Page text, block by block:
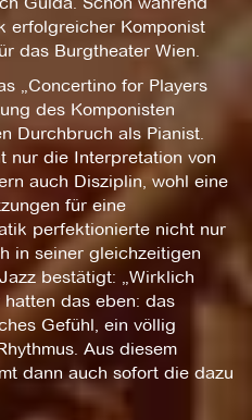
erfolgreicher Komponist
das Burgtheater Wien.
„Concertino for Players
des Komponisten
Durchbruch als Pianist.
nur die Interpretation von
auch Disziplin, wohl eine
für eine
perfektionierte nicht nur
in seiner gleichzeitigen
bestätigt: „Wirklich
das eben: das
Gefühl, ein völlig
Aus diesem
dann auch sofort die dazu